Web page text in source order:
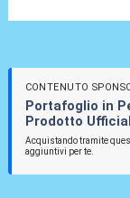
CONTENUTO
Portafoglio in
Prodotto
Acquistando tramite
aggiuntivi per te.